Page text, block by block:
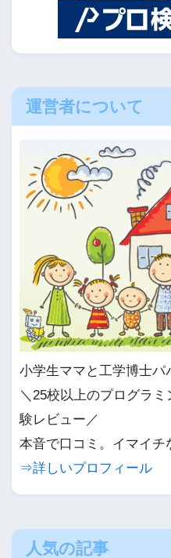
運営者について
小学生ママと工学博士パ
＼25校以上のプログラ
験レビュー／
本音で口コミ。イマイチ
⇒詳しいプロフィール
人気の記事